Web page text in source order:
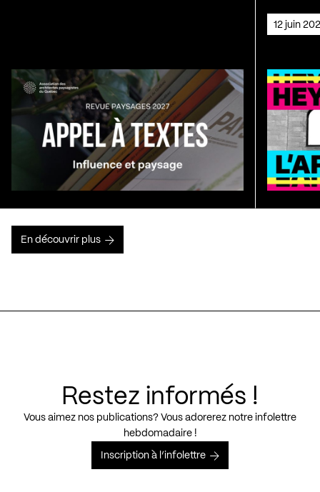
12 juin
En découvrir plus
Restez informés !
Vous aimez nos publications? Vous adorerez notre infolettre
hebdomadaire !
Inscription à l’infolettre